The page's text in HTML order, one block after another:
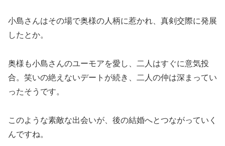
小島さんはその場で奥様の人柄に惹かれ、真剣交際に発展
したとか。
奥様も小島さんのユーモアを愛し、二人はすぐに意気投
合。笑いの絶えないデートが続き、二人の仲は深まってい
ったそうです。
このような素敵な出会いが、後の結婚へとつながっていく
んですね。